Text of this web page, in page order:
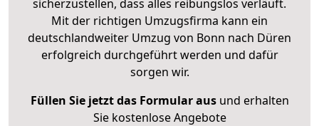
sicherzustellen, dass alles reibungslos verläuft.
Mit der richtigen Umzugsfirma kann ein
deutschlandweiter Umzug von Bonn nach Düren
erfolgreich durchgeführt werden und dafür
sorgen wir.
Füllen Sie jetzt das Formular ausund erhalten
Sie kostenlose Angebote